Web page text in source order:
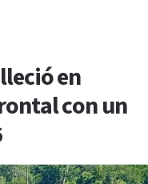
en
con un